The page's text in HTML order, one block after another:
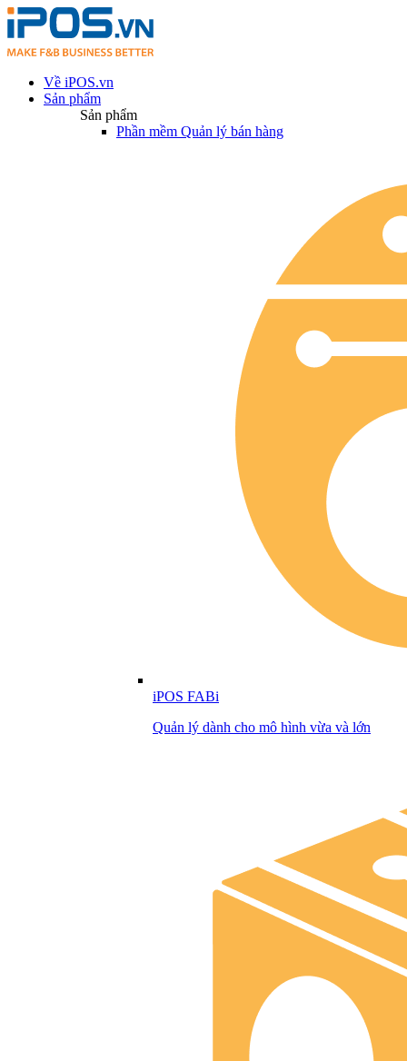
Về iPOS.vn
Sản phẩm
Sản phẩm
Phần mềm Quản lý bán hàng
iPOS FABi
Quản lý dành cho mô hình vừa và lớn